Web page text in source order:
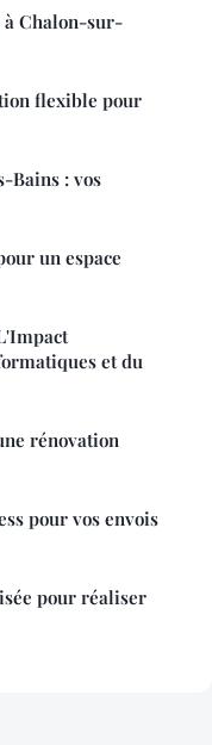
à Chalon-sur-
flexible pour
Bains : vos
un espace
et du
rénovation
pour vos envois
pour réaliser